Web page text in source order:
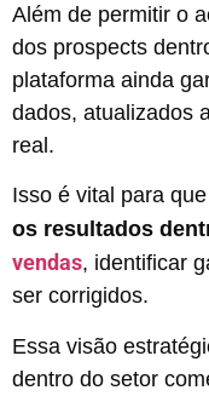
Além de permitir o
dos prospects
plataforma ainda
dados, atualizados
real.
Isso é vital para
os resultados
vendas, identificar
ser corrigidos.
Essa visão
dentro do setor